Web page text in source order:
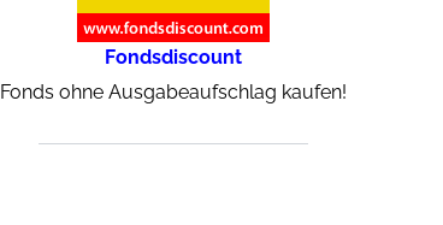
Fondsdiscount
Fonds ohne Ausgabeaufschlag kaufen!